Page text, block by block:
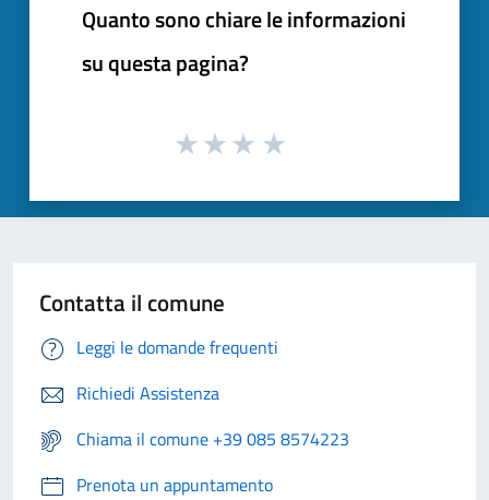
Quanto sono chiare le informazioni
su questa pagina?
Contatta il comune
Leggi le domande frequenti
Richiedi Assistenza
Chiama il comune +39 085 8574223
Prenota un appuntamento